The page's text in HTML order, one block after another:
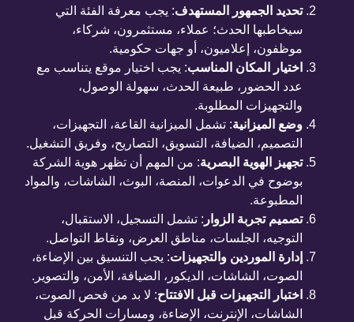
تحديد الجمهور المستهدف: يجب معرفة الفئة التي
سيخاطبها الحدث؛ عملاء، مستثمرون، شركاء،
موظفون، إعلاميون، أو جهات حكومية.
اختيار المكان المناسب: يجب اختيار موقع يتناسب مع
عدد الحضور، طبيعة الحدث، سهولة الوصول،
والتجهيزات المطلوبة.
وضع الميزانية: تشمل الميزانية القاعة، التجهيزات،
التصميم، الضيافة، التسويق، التصاريح، وفريق التشغيل.
تجهيز الهوية البصرية: من المهم أن تظهر هوية الشركة
بوضوح في الدعوات، المنصة، البوث، الشاشات، والمواد
المطبوعة.
تصميم تجربة الزوار : تشمل التسجيل، الاستقبال،
التوجيه، الجلسات، مناطق العرض، ونقاط التواصل.
إدارة الموردين والتجهيزات: يجب التنسيق بين الإضاءة،
الصوت، الشاشات، الديكور، الضيافة، الأمن، والتصوير.
اختبار التجهيزات قبل الافتتاح: لا بد من فحص الصوت،
الشاشات، الإنترنت، الإضاءة، ومسارات الحركة قبل